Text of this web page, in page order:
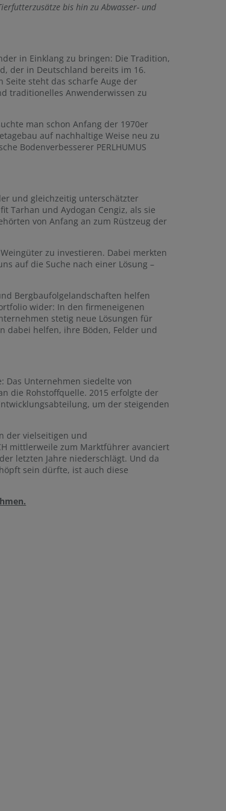
bis hin zu Abwasser- und
in Einklang zu bringen: Die Tradition,
der in Deutschland bereits im 16.
steht das scharfe Auge der
traditionelles Anwenderwissen zu
man schon Anfang der 1970er
auf nachhaltige Weise neu zu
Bodenverbesserer PERLHUMUS
und gleichzeitig unterschätzter
Tarhan und Aydogan Cengiz, als sie
von Anfang an zum Rüstzeug der
zu investieren. Dabei merkten
auf die Suche nach einer Lösung –
Bergbaufolgelandschaften helfen
wider: In den firmeneigenen
stetig neue Lösungen für
dabei helfen, ihre Böden, Felder und
Das Unternehmen siedelte von
die Rohstoffquelle. 2015 erfolgte der
um der steigenden
der vielseitigen und
mittlerweile zum Marktführer avanciert
letzten Jahre niederschlägt. Und da
sein dürfte, ist auch diese